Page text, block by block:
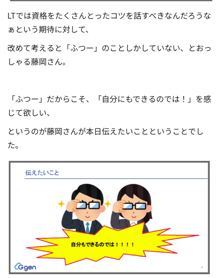
LTでは資格をたくさんとったコツを話すべきなんだろうな
ぁという期待に対して、
改めて考えると「ふつー」のことしかしていない、とおっ
しゃる藤岡さん。
「ふつー」だからこそ、「自分にもできるのでは！」を感
じて欲しい、
というのが藤岡さんが本日伝えたいことということでし
た。